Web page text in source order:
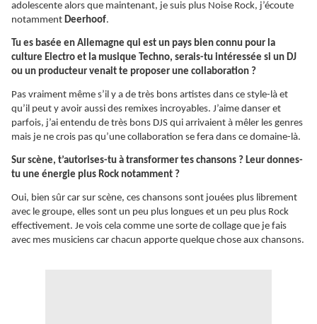
adolescente alors que maintenant, je suis plus Noise Rock, j’écoute
notamment Deerhoof.
Tu es basée en Allemagne qui est un pays bien connu pour la
culture Electro et la musique Techno, serais-tu intéressée si un DJ
ou un producteur venait te proposer une collaboration ?
Pas vraiment même s’il y a de très bons artistes dans ce style-là et
qu’il peut y avoir aussi des remixes incroyables. J’aime danser et
parfois, j’ai entendu de très bons DJS qui arrivaient à mêler les genres
mais je ne crois pas qu’une collaboration se fera dans ce domaine-là.
Sur scène, t’autorises-tu à transformer tes chansons ? Leur donnes-
tu une énergie plus Rock notamment ?
Oui, bien sûr car sur scène, ces chansons sont jouées plus librement
avec le groupe, elles sont un peu plus longues et un peu plus Rock
effectivement. Je vois cela comme une sorte de collage que je fais
avec mes musiciens car chacun apporte quelque chose aux chansons.